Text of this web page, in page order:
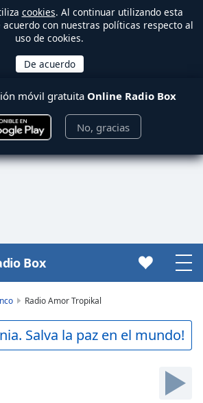
cookies. Al continuar utilizando esta
acuerdo con nuestras políticas respecto al
uso de cookies.
móvil gratuita Online Radio Box
No, gracias
Box
Radio Amor Tropikal
Salva la paz en el mundo!